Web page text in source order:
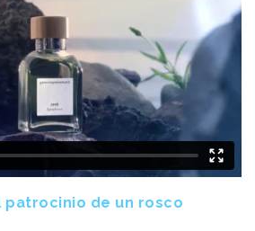
patrocinio de un rosco